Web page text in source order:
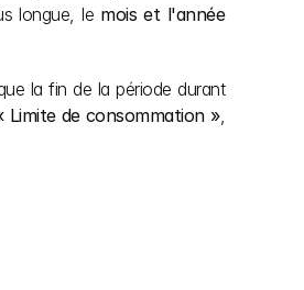
longue, le mois et l'année
la fin de la période durant
Limite de consommation »,